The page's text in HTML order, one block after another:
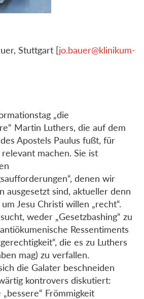
Stuttgart [jo.bauer@klinikum-
„die
Martin Luthers, die auf dem
Apostels Paulus fußt, für
machen. Sie ist
denen wir
ausgesetzt sind, aktueller denn
Jesu Christi willen „recht“.
weder „Gesetzbashing“ zu
Ressentiments
die es zu Luthers
mag) zu verfallen.
die Galater beschneiden
kontrovers diskutiert:
Frömmigkeit